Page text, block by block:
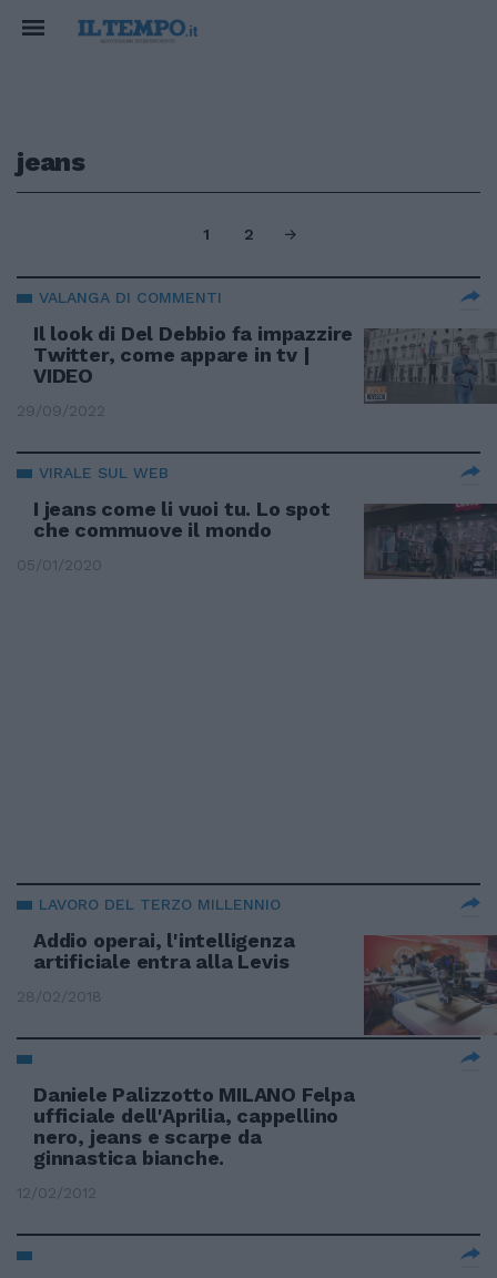
jeans
1 2
VALANGA DI COMMENTI
Il look di Del Debbio fa impazzire
Twitter, come appare in tv |
VIDEO
29/09/2022
VIRALE SUL WEB
I jeans come li vuoi tu. Lo spot
che commuove il mondo
05/01/2020
LAVORO DEL TERZO MILLENNIO
Addio operai, l'intelligenza
artificiale entra alla Levis
28/02/2018
Daniele Palizzotto MILANO Felpa
ufficiale dell'Aprilia, cappellino
nero, jeans e scarpe da
ginnastica bianche.
12/02/2012